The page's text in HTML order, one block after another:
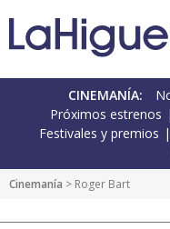
CINEMANÍA:
Próximos estrenos
Festivales y premios
Cinemanía > Roger Bart